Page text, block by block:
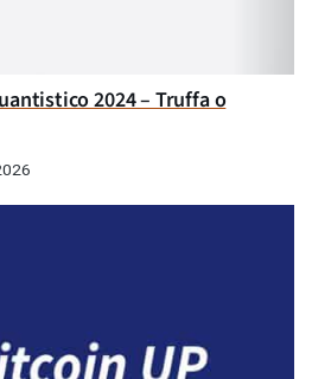
2024 – Truffa o